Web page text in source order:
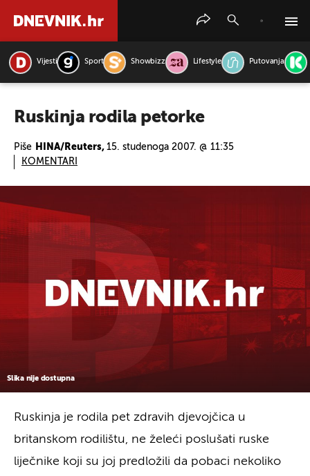
Vijesti Sport Showbizz Lifestyle Putovanja
Ruskinja rodila petorke
Piše HINA/Reuters, 15. studenoga 2007. @ 11:35
KOMENTARI
Slika nije dostupna
Ruskinja je rodila pet zdravih djevojčica u
britanskom rodilištu, ne želeći poslušati ruske
liječnike koji su joj predložili da pobaci nekoliko
PRETRAŽITE VIJESTI